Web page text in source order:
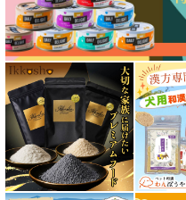
フリーズドライ ドッグ
エアドライ ドッグフー
愛猫用ウェット300円以下コ
全年齢対応 フード for